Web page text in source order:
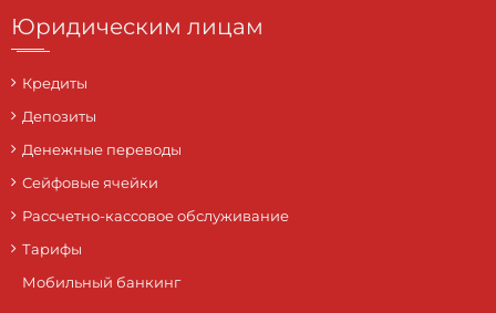
Юридическим лицам
Кредиты
Депозиты
Денежные переводы
Сейфовые ячейки
Рассчетно-кассовое обслуживание
Тарифы
Мобильный банкинг